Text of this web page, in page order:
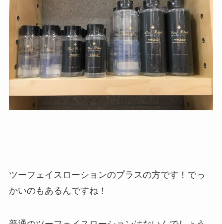
ツーフェイスローションのプラスの方です！でっ
かいのもあるんですね！